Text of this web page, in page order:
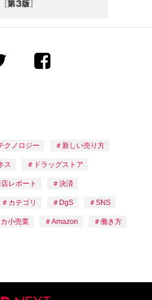
クノロジー 新しい売り方
ス ドラッグストア
レポート 決済
カテゴリ DgS SNS
小売業 Amazon 働き方